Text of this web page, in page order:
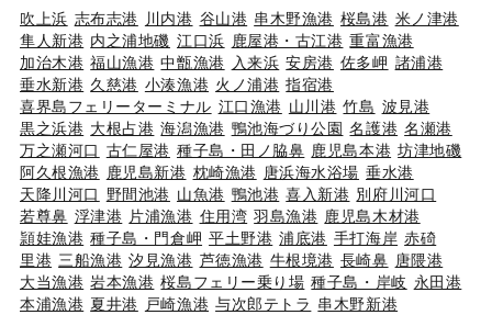
吹上浜 志布志港 川内港 谷山港 串木野漁港 桜島港 米ノ津港
隼人新港 内之浦地磯 江口浜 鹿屋港・古江港 重富漁港
加治木港 福山漁港 中甑漁港 入来浜 安房港 佐多岬 諸浦港
垂水新港 久慈港 小湊漁港 火ノ浦港 指宿港
喜界島フェリーターミナル 江口漁港 山川港 竹島 波見港
黒之浜港 大根占港 海潟漁港 鴨池海づり公園 名護港 名瀬港
万之瀬河口 古仁屋港 種子島・田ノ脇鼻 鹿児島本港 坊津地磯
阿久根漁港 鹿児島新港 枕崎漁港 唐浜海水浴場 垂水港
天降川河口
野間池港 山魚港 鴨池港 喜入新港 別府川河口
若尊鼻 浮津港 片浦漁港 住用湾 羽島漁港 鹿児島木材港
頴娃漁港 種子島・門倉岬 平土野港 浦底港 手打海岸 赤碕
里港 三船漁港 汐見漁港 芦徳漁港 牛根境港 長崎鼻 唐隈港
大当漁港 岩本漁港 桜島フェリー乗り場 種子島・岸岐 永田港
本浦漁港 夏井港 戸崎漁港 与次郎テトラ 串木野新港